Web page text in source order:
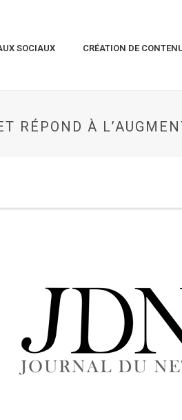
SOCIAUX CRÉATION DE
RÉPOND À